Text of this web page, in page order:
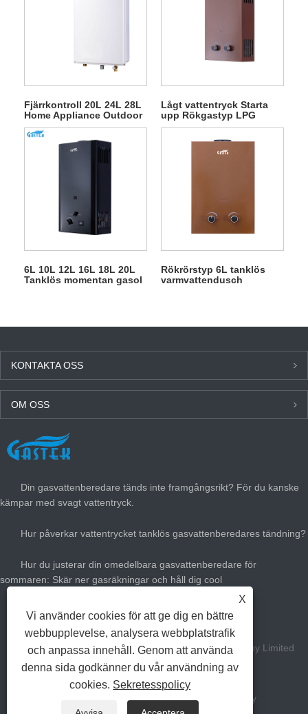
Fjärrkontroll 20L 24L 28L
Home Appliance Outdoor
Gas Water Heater
Lågt vattentryck Starta
upp Rökgastyp LPG
Gasvattenberedare
6L 10L 12L 16L 18L 20L
Tanklös momentan gasol
Rökrörstyp 6L tanklös
varmvattendusch
KONTAKTA OSS
OM OSS
SENASTE NYTT
Din gasvattenberedare tänds inte framgångsrikt? För du kanske
kämpar med svagt vattentryck.
Hur påverkar vattentrycket tanklös gasvattenberedares tändning?
Hur du justerar din omedelbara gasvattenberedare för
sommaren: Skär ner gasräkningar och håll dig cool
Hur stor gasvärmare värme behöver du?
Copyright Zhongshan Gastek Home Appliance Company Limited
alla rättigheter reserverade.
RSS XML Privacy Policy
X
Vi använder cookies för att ge dig en bättre
webbupplevelse, analysera webbplatstrafik
och anpassa innehåll. Genom att använda
denna sida godkänner du vår användning av
cookies. Sekretesspolicy